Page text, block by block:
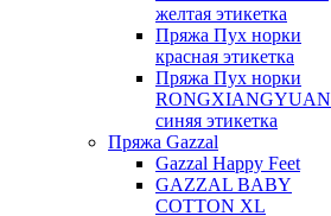
желтая этикетка
Пряжа Пух норки
красная этикетка
Пряжа Пух норки
RONGXIANGYUAN
синяя этикетка
Пряжа Gazzal
Gazzal Happy Feet
GAZZAL BABY
COTTON XL